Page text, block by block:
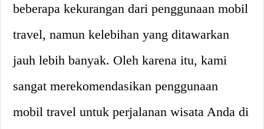
beberapa kekurangan dari penggunaan mobil
travel, namun kelebihan yang ditawarkan
jauh lebih banyak. Oleh karena itu, kami
sangat merekomendasikan penggunaan
mobil travel untuk perjalanan wisata Anda di